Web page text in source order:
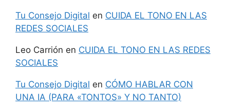
Tu Consejo Digital en CUIDA EL TONO EN LAS
REDES SOCIALES
Leo Carrión en CUIDA EL TONO EN LAS REDES
SOCIALES
Tu Consejo Digital en CÓMO HABLAR CON
UNA IA (PARA «TONTOS» Y NO TANTO)